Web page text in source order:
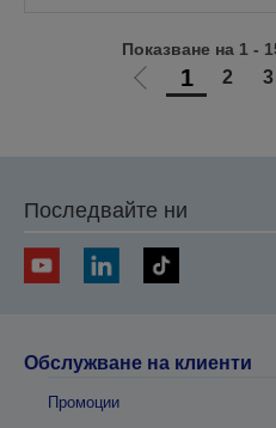
Отиди
1 2 3
Показване на 1 -
Последвайте ни
Обслужване на клиенти
Промоции